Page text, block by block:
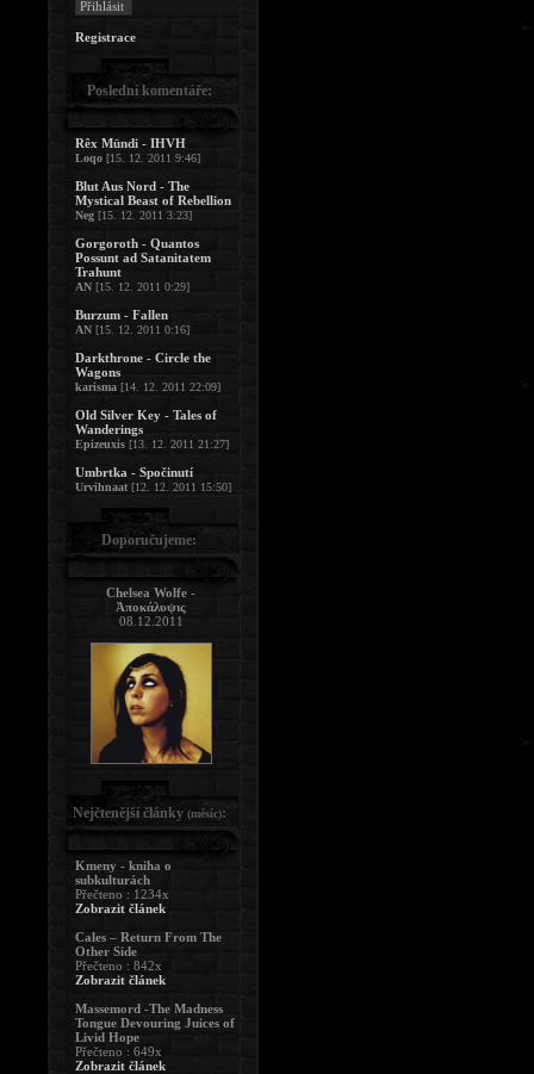
Registrace
Poslední komentáře:
Rêx Mündi - IHVH
Loqo [15. 12. 2011 9:46]
Blut Aus Nord - The
Mystical Beast of Rebellion
Neg [15. 12. 2011 3:23]
Gorgoroth - Quantos
Possunt ad Satanitatem
Trahunt
AN [15. 12. 2011 0:29]
Burzum - Fallen
AN [15. 12. 2011 0:16]
Darkthrone - Circle the
Wagons
karisma [14. 12. 2011 22:09]
Old Silver Key - Tales of
Wanderings
Epizeuxis [13. 12. 2011 21:27]
Umbrtka - Spočinutí
Urvihnaat [12. 12. 2011 15:50]
Doporučujeme:
Chelsea Wolfe -
Ἀποκάλυψις
08.12.2011
Nejčtenější články (měsíc):
Kmeny - kniha o
subkulturách
Přečteno : 1234x
Zobrazit článek
Cales – Return From The
Other Side
Přečteno : 842x
Zobrazit článek
Massemord -The Madness
Tongue Devouring Juices of
Livid Hope
Přečteno : 649x
Zobrazit článek